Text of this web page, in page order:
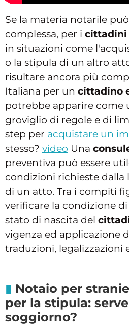
Se la materia notarile
complessa, per i cittadini
in situazioni come
o la stipula di un altro
risultare ancora più
Italiana per un cittadino
potrebbe apparire come
groviglio di regole e di
step per acquistare un
stesso? video Una
preventiva può essere
condizioni richieste dalla
di un atto. Tra i compiti
verificare la condizione
stato di nascita del
vigenza ed applicazione
traduzioni, legalizzazioni
Notaio per
per la stipula:
soggiorno?